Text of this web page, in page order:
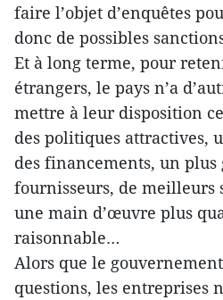
faire l’objet d’enquêtes
donc de possibles
Et à long terme, pour
étrangers, le pays n’a
mettre à leur disposition
des politiques attractives,
des financements, un plus
fournisseurs, de meilleurs
une main d’œuvre plus
raisonnable…
Alors que le
questions, les entreprises